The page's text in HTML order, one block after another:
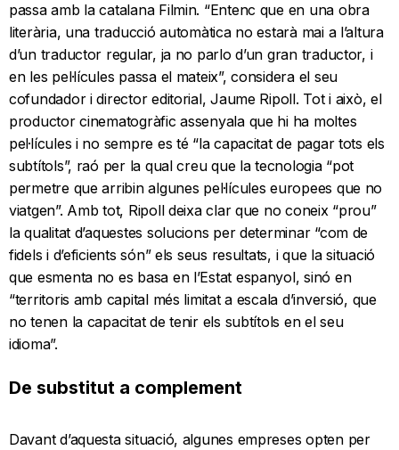
passa amb la catalana Filmin. “Entenc que en una obra
literària, una traducció automàtica no estarà mai a l’altura
d’un traductor regular, ja no parlo d’un gran traductor, i
en les pel·lícules passa el mateix”, considera el seu
cofundador i director editorial, Jaume Ripoll. Tot i això, el
productor cinematogràfic assenyala que hi ha moltes
pel·lícules i no sempre es té “la capacitat de pagar tots els
subtítols”, raó per la qual creu que la tecnologia “pot
permetre que arribin algunes pel·lícules europees que no
viatgen”. Amb tot, Ripoll deixa clar que no coneix “prou”
la qualitat d’aquestes solucions per determinar “com de
fidels i d’eficients són” els seus resultats, i que la situació
que esmenta no es basa en l’Estat espanyol, sinó en
“territoris amb capital més limitat a escala d’inversió, que
no tenen la capacitat de tenir els subtítols en el seu
idioma”.
De substitut a complement
Davant d’aquesta situació, algunes empreses opten per